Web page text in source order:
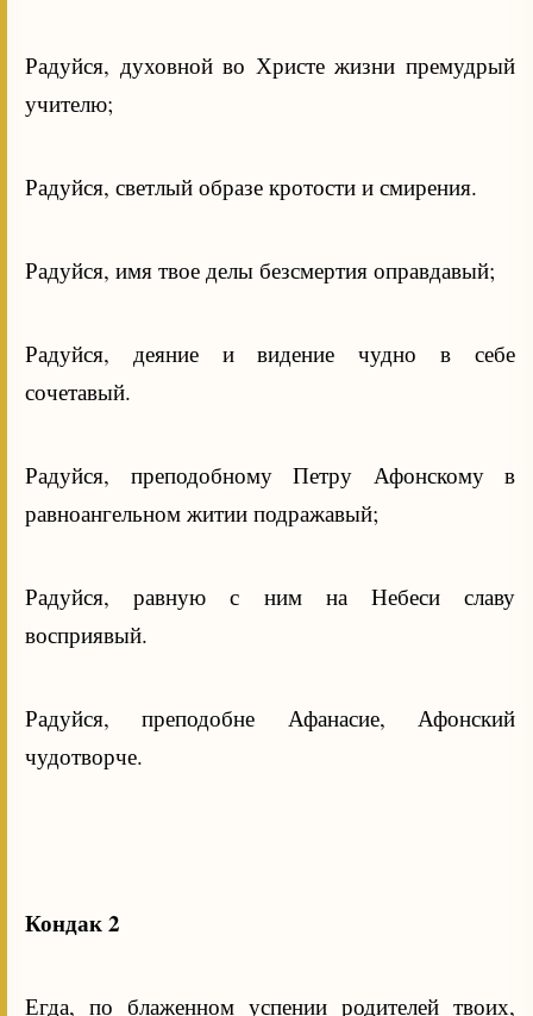
Радуйся, духовной во Христе жизни премудрый
учителю;
Радуйся, светлый образе кротости и смирения.
Радуйся, имя твое делы безсмертия оправдавый;
Радуйся, деяние и видение чудно в себе
сочетавый.
Радуйся, преподобному Петру Афонскому в
равноангельном житии подражавый;
Радуйся, равную с ним на Небеси славу
восприявый.
Радуйся, преподобне Афанасие, Афонский
чудотворче.
Кондак 2
Егда, по блаженном успении родителей твоих,